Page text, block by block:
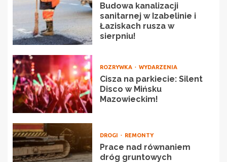
Budowa kanalizacji
sanitarnej w Izabelinie i
Łaziskach rusza w
sierpniu!
ROZRYWKA WYDARZENIA
Cisza na parkiecie: Silent
Disco w Mińsku
Mazowieckim!
DROGI REMONTY
Prace nad równaniem
dróg gruntowych